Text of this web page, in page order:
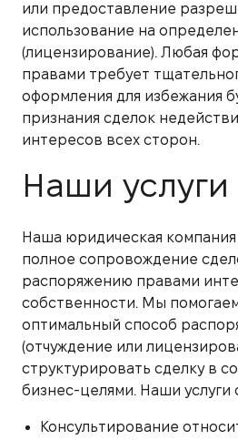
или предоставление
использование на
(лицензирование). Любая
правами требует
оформления для избежания
признания сделок
интересов всех сторон.
Наши услуги
Наша юридическая
полное сопровождение
распоряжению правами
собственности. Мы
оптимальный способ
(отчуждение или
структурировать сделку в
бизнес-целями. Наши услуги
Консультирование